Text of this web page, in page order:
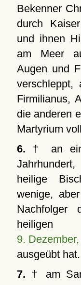
Bekenner
durch
und ihnen
am Meer
Augen und
verschleppt,
Firmilianus,
die anderen
Martyrium
6. † an
heilige
wenige,
Nachfolger
9.
ausgeübt hat.
7. † am